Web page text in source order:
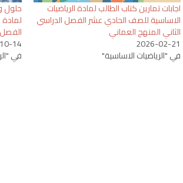
اجابات تمارين كتاب الطالب لمادة الرياضيات
الاساسية للصف الحادي عشر الفصل الدراسي
الثاني المنهج العماني
2026-02-21
في "الرياضيات الاساسية"
حلول
14
في